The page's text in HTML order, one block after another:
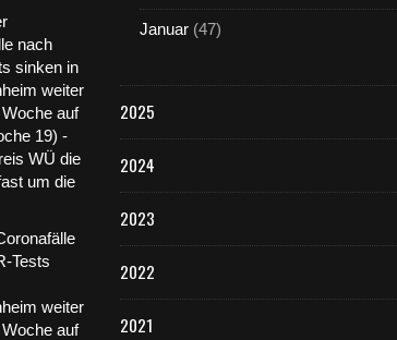
Tests
weiter
auf
Januar (47)
2025
2024
2023
2022
2021